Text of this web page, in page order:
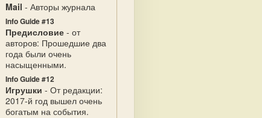
Mail - Авторы журнала
Info Guide #13
Предисловие - от
авторов: Прошедшие два
года были очень
насыщенными.
Info Guide #12
Игрушки - От редакции:
2017-й год вышел очень
богатым на события.